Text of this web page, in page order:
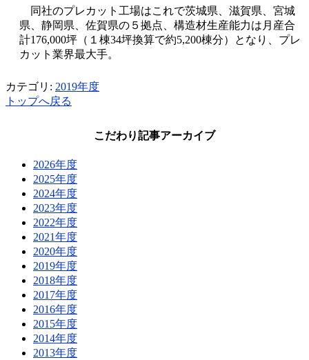
同社のプレカット工場はこれで茨城県、滋賀県、宮城
県、静岡県、佐賀県の５拠点、構造材生産能力は月産合
計176,000坪（１棟34坪換算で約5,200棟分）となり、プレ
カット業界最大手。
カテゴリ: 2019年度
トップへ戻る
こだわり記事アーカイブ
2026年度
2025年度
2024年度
2023年度
2022年度
2021年度
2020年度
2019年度
2018年度
2017年度
2016年度
2015年度
2014年度
2013年度